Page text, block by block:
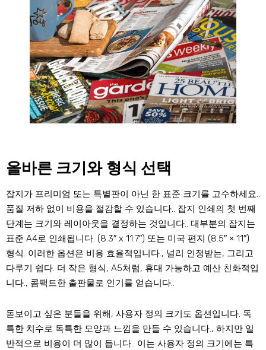
올바른 크기와 형식 선택
잡지가 프리미엄 또는 특별판이 아닌 한 표준 크기를 고수하세요..
품질 저하 없이 비용을 절감할 수 있습니다.. 잡지 인쇄의 첫 번째
단계는 크기와 레이아웃을 결정하는 것입니다.. 대부분의 잡지는
표준 A4로 인쇄됩니다. (8.3″ x 11.7″) 또는 미국 편지 (8.5″ × 11″)
형식. 이러한 옵션은 비용 효율적입니다., 널리 인정받는, 그리고
다루기 쉽다. 더 작은 형식, A5처럼, 휴대 가능하고 예산 친화적입
니다., 콤팩트한 출판물로 인기를 얻습니다..
돋보이고 싶은 분들을 위해, 사용자 정의 크기도 옵션입니다. 독
특한 치수로 독특한 모양과 느낌을 만들 수 있습니다., 하지만 일
반적으로 비용이 더 많이 듭니다.. 이는 사용자 정의 크기에는 특